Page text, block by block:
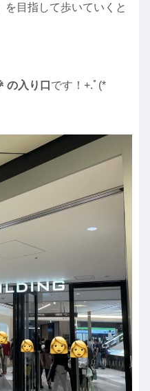
を目指して歩いていくと
の入り口 です！+.ﾟ(*